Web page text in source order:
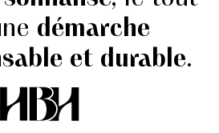
démarche
et durable.